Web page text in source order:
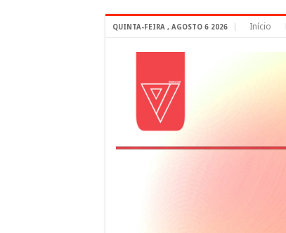
QUINTA-FEIRA , AGOSTO 6 2026 Início